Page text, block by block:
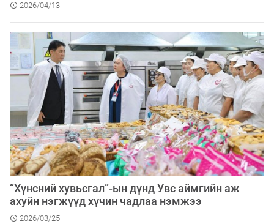
2026/04/13
“Хүнсний хувьсгал”-ын дүнд Увс аймгийн аж
ахуйн нэгжүүд хүчин чадлаа нэмжээ
2026/03/25